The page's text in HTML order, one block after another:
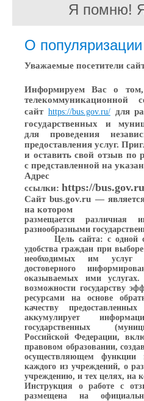
Я помню!
О
Уважаемые посетители
Информируем Вас о
телекоммуникационной
сайт https://bus.gov.ru/для
государственных и
для проведения
предоставления услуг.
и оставить свой отзыв по
с представленной на
Адрес
ссылки: https://
Сайт bus.gov.ru —
на котором
размещается различная
разнообразными
Цель сайта: с одной
удобства граждан при
необходимых им услуг
достоверного
оказываемых ими
возможности государству
ресурсами на основе
качеству
аккумулирует
государственных
Российской Федерации,
правовом образовании,
осуществляющем функции
каждого из учреждений, о
учреждению, и тех целях, на
Инструкция о работе с
размещена на